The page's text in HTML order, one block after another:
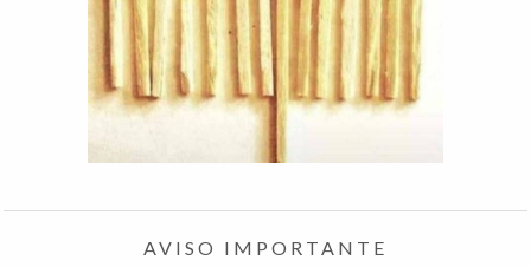
AVISO IMPORTANTE